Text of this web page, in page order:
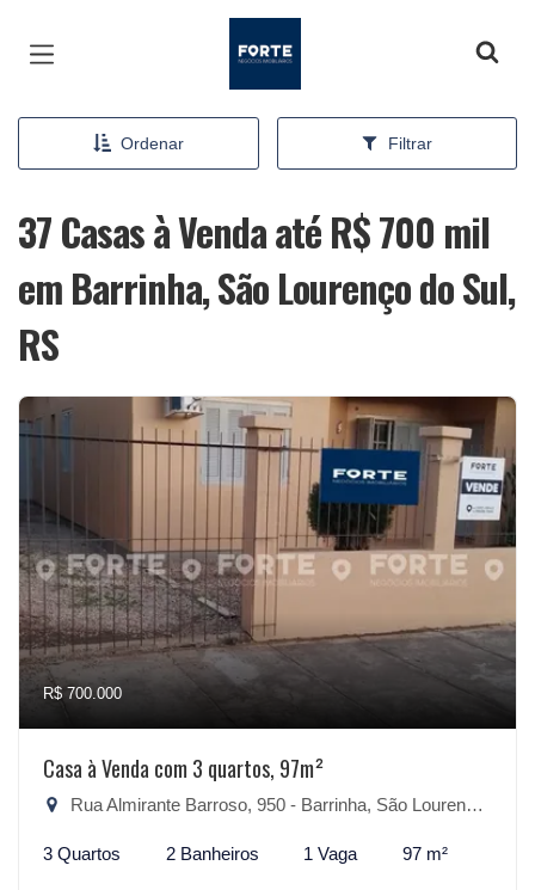
Ordenar Filtrar
37 Casas à Venda até R$ 700 mil
em Barrinha, São Lourenço do Sul,
RS
R$ 700.000
Casa à Venda com 3 quartos, 97m²
Rua Almirante Barroso, 950 - Barrinha, São Lourenço do Sul-RS
3 Quartos 2 Banheiros 1 Vaga 97 m²